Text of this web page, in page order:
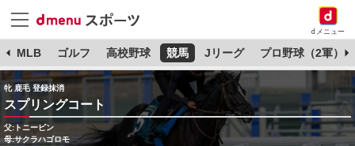
dメニュー
MLB ゴルフ 高校野球 競馬 Jリーグ プロ野球（2軍）
牝 鹿毛 登録抹消
スプリングコート
父:トニービン
母:サクラハゴロモ